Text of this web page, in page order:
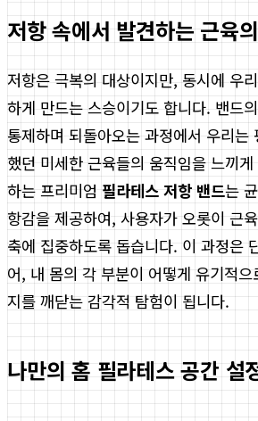
저항 속에서 발견하는 근육
저항은 극복의 대상이지만, 동시에 우
하게 만드는 스승이기도 합니다. 밴드
통제하며 되돌아오는 과정에서 우리는
했던 미세한 근육들의 움직임을 느끼
하는 프리미엄 필라테스 저항 밴드는
항감을 제공하여, 사용자가 오롯이 근
축에 집중하도록 돕습니다. 이 과정은
어, 내 몸의 각 부분이 어떻게 유기적
지를 깨닫는 감각적 탐험이 됩니다.
나만의 홈 필라테스 공간 설